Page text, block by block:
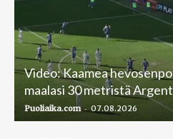
Video: Kaamea
maalasi 30 metristä
Puoliaika.com - 07.08.2026